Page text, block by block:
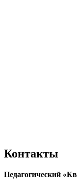
Контакты
Педагогический